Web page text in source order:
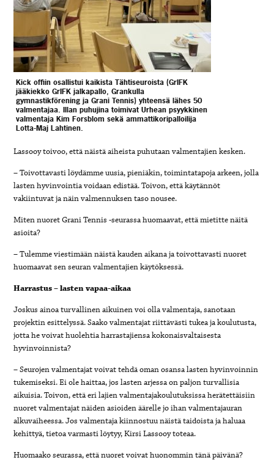
Kick offiin osallistui kaikista Tähtiseuroista (GrIFK
jääkiekko GrIFK jalkapallo, Grankulla
gymnastikförening ja Grani Tennis) yhteensä lähes 50
valmentajaa. Illan puhujina toimivat Urhean psyykkinen
valmentaja Kim Forsblom sekä ammattikoripalloilija
Lotta-Maj Lahtinen.
Lassooy toivoo, että näistä aiheista puhutaan valmentajien kesken.
– Toivottavasti löydämme uusia, pieniäkin, toimintatapoja arkeen, jolla
lasten hyvinvointia voidaan edistää. Toivon, että käytännöt
vakiintuvat ja näin valmennuksen taso nousee.
Miten nuoret Grani Tennis -seurassa huomaavat, että mietitte näitä
asioita?
– Tulemme viestimään näistä kauden aikana ja toivottavasti nuoret
huomaavat sen seuran valmentajien käytöksessä.
Harrastus – lasten vapaa-aikaa
Joskus ainoa turvallinen aikuinen voi olla valmentaja, sanotaan
projektin esittelyssä. Saako valmentajat riittävästi tukea ja koulutusta,
jotta he voivat huolehtia harrastajiensa kokonaisvaltaisesta
hyvinvoinnista?
– Seurojen valmentajat voivat tehdä oman osansa lasten hyvinvoinnin
tukemiseksi. Ei ole haittaa, jos lasten arjessa on paljon turvallisia
aikuisia. Toivon, että eri lajien valmentajakoulutuksissa herätettäisiin
nuoret valmentajat näiden asioiden äärelle jo ihan valmentajauran
alkuvaiheessa. Jos valmentaja kiinnostuu näistä taidoista ja haluaa
kehittyä, tietoa varmasti löytyy, Kirsi Lassooy toteaa.
Huomaako seurassa, että nuoret voivat huonommin tänä päivänä?